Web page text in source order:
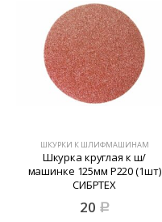
ШКУРКИ К ШЛИФМАШИНАМ
Шкурка круглая к ш/
машинке 125мм Р220 (1шт)
СИБРТЕХ
20 Р